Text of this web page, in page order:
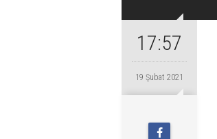
17:57
19 Şubat 2021